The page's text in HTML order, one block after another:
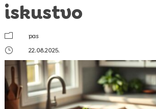
iskustvo
m
pas
}
22.08.2025.